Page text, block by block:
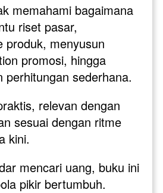
memahami bagaimana
riset pasar,
produk, menyusun
promosi, hingga
perhitungan sederhana.
relevan dengan
sesuai dengan ritme
kini.
mencari uang, buku ini
pikir bertumbuh.